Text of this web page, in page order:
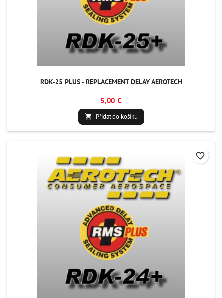
RDK-25 PLUS - REPLACEMENT DELAY AEROTECH
5,00 €
 Přidat do košíku
favorite_border